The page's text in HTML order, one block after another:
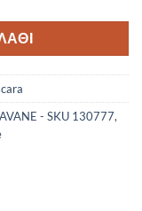
- SKU 130777,